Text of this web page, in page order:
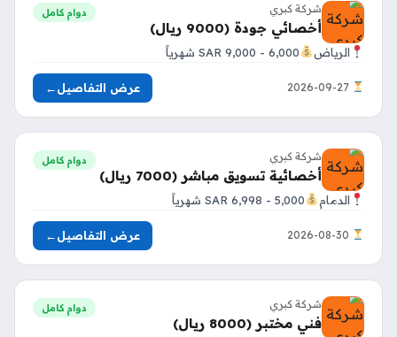
شركة كبري
أخصائي جودة (9000 ريال)
دوام كامل
الرياض 6,000 - 9,000 SAR شهرياً
عرض التفاصيل←
شركة كبري
أخصائية تسويق مباشر (7000 ريال)
دوام كامل
الدمام 5,000 - 6,998 SAR شهرياً
عرض التفاصيل←
شركة كبري
فني مختبر (8000 ريال)
دوام كامل